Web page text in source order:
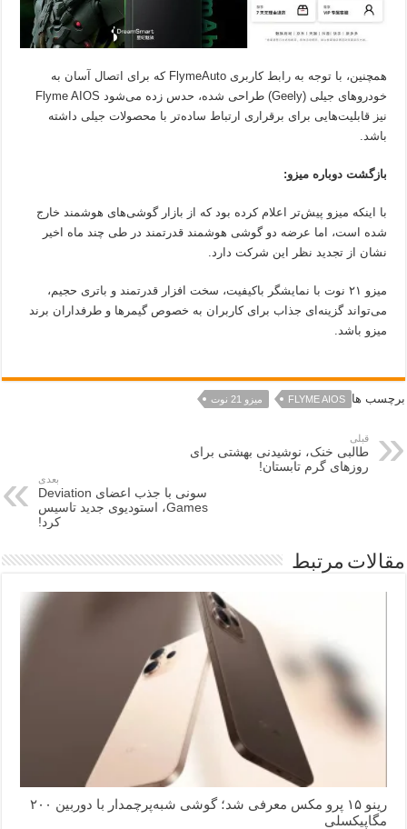
همچنین، با توجه به رابط کاربری FlymeAuto که برای اتصال آسان به
خودروهای جیلی (Geely) طراحی شده، حدس زده می‌شود Flyme AIOS
نیز قابلیت‌هایی برای برقراری ارتباط ساده‌تر با محصولات جیلی داشته
باشد.
بازگشت دوباره میزو:
با اینکه میزو پیش‌تر اعلام کرده بود که از بازار گوشی‌های هوشمند خارج
شده است، اما عرضه دو گوشی هوشمند قدرتمند در طی چند ماه اخیر
نشان از تجدید نظر این شرکت دارد.
میزو ۲۱ نوت با نمایشگر باکیفیت، سخت افزار قدرتمند و باتری حجیم،
می‌تواند گزینه‌ای جذاب برای کاربران به خصوص گیمرها و طرفداران برند
میزو باشد.
برچسب ها FLYME AIOS میزو 21 نوت
قبلی
طالبی خنک، نوشیدنی بهشتی برای
روزهای گرم تابستان!
بعدی
سونی با جذب اعضای Deviation
Games، استودیوی جدید تاسیس
کرد!
مقالات مرتبط
رینو ۱۵ پرو مکس معرفی شد؛ گوشی شبه‌پرچمدار با دوربین ۲۰۰
مگاپیکسلی